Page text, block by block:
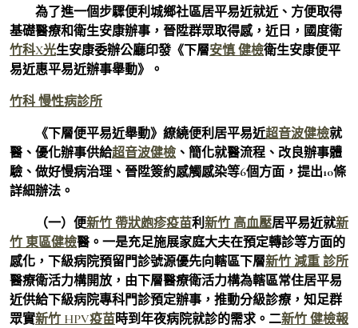
為了進一個步驟便利城鄉社區居平易近就近、方便取得
基礎醫療和衛生安康辦事，晉陞群眾取得感，近日，國度衛
竹科X光生安康委辦公廳印發《下層安慎 健檢衛生安康便平
易近惠平易近辦事舉動》。
竹科 慢性病診所
《下層便平易近舉動》繚繞便利居平易近超音波健檢就
醫、優化辦事供給超音波健檢 、簡化就醫流程、改良辦事體
驗、做好慢病治理、晉陞簽約感觸感染等6個方面，提出10條
詳細辦法。
（一）便新竹 帶狀皰疹疫苗利 新竹 高血壓居平易近就新
竹 東區健檢醫。一是充足施展家庭大夫在預定轉診等方面的
感化，下級病院預留門診號源優先向轄區下層新竹 減重 診所
醫療衛活力構開放，由下層醫療衛活力構為轄區常住居平易
近供給下級病院專科門診預定辦事，推動分級診療，知足群
眾實新竹 HPV疫苗時到年夜病院就診的需求。二新竹 健檢報